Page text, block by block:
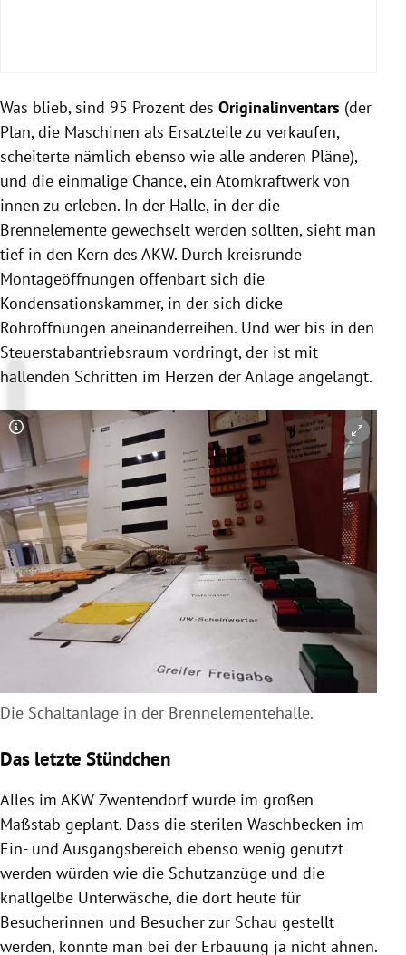
Was blieb, sind 95 Prozent des Originalinventars (der
Plan, die Maschinen als Ersatzteile zu verkaufen,
scheiterte nämlich ebenso wie alle anderen Pläne),
und die einmalige Chance, ein Atomkraftwerk von
innen zu erleben. In der Halle, in der die
Brennelemente gewechselt werden sollten, sieht man
tief in den Kern des AKW. Durch kreisrunde
Montageöffnungen offenbart sich die
Kondensationskammer, in der sich dicke
Rohröffnungen aneinanderreihen. Und wer bis in den
Steuerstabantriebsraum vordringt, der ist mit
hallenden Schritten im Herzen der Anlage angelangt.
Copyright-Hinweis öffnen/schließen
Die Schaltanlage in der Brennelementehalle.
Das letzte Stündchen
Alles im AKW Zwentendorf wurde im großen
Maßstab geplant. Dass die sterilen Waschbecken im
Ein- und Ausgangsbereich ebenso wenig genützt
werden würden wie die Schutzanzüge und die
knallgelbe Unterwäsche, die dort heute für
Besucherinnen und Besucher zur Schau gestellt
werden, konnte man bei der Erbauung ja nicht ahnen.